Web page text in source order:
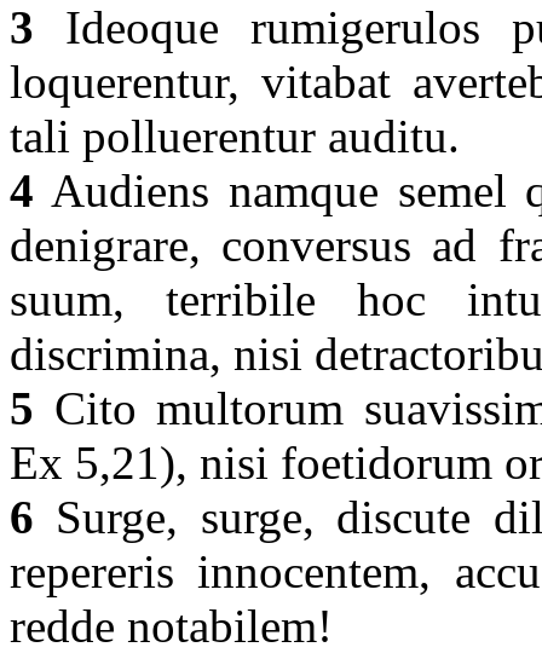
3 Ideoque rumigerulos
loquerentur, vitabat
tali polluerentur auditu.
4 Audiens namque semel
denigrare, conversus ad
suum, terribile hoc
discrimina, nisi
5 Cito multorum
Ex 5,21), nisi foetidorum
6 Surge, surge, discute
repereris innocentem,
redde notabilem!